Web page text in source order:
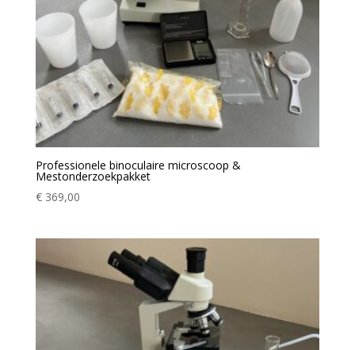
Professionele binoculaire microscoop &
Mestonderzoekpakket
€369,00